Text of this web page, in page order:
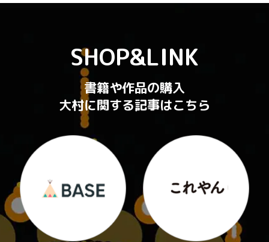
SHOP&LINK
書籍や作品の購入
大村に関する記事はこちら